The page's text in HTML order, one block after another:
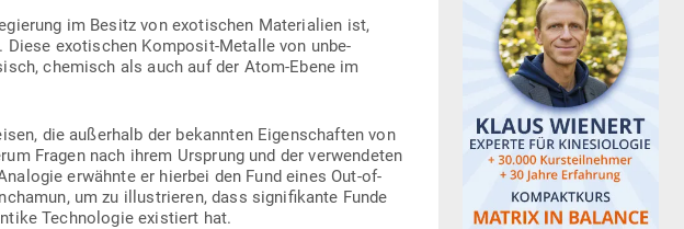
im Besitz von exo­ti­schen Mate­rialien ist,
Diese exo­ti­schen Kom­posit-Metalle von unbe­
che­misch als auch auf der Atom-Ebene im
die außerhalb der bekannten Eigen­schaften von
Fragen nach ihrem Ursprung und der ver­wen­deten
erwähnte er hierbei den Fund eines Out-of-
um zu illus­trieren, dass signi­fi­kante Funde
Tech­no­logie exis­tiert hat.